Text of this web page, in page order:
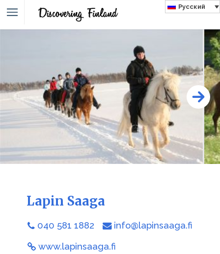
Русский
Lapin Saaga
040 581 1882 info@lapinsaaga.fi
www.lapinsaaga.fi